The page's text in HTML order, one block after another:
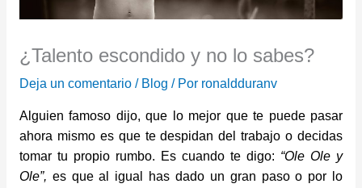
¿Talento escondido y no lo sabes?
Deja un comentario / Blog / Por ronaldduranv
Alguien famoso dijo, que lo mejor que te puede pasar
ahora mismo es que te despidan del trabajo o decidas
tomar tu propio rumbo. Es cuando te digo: “Ole Ole y
Ole”, es que al igual has dado un gran paso o por lo